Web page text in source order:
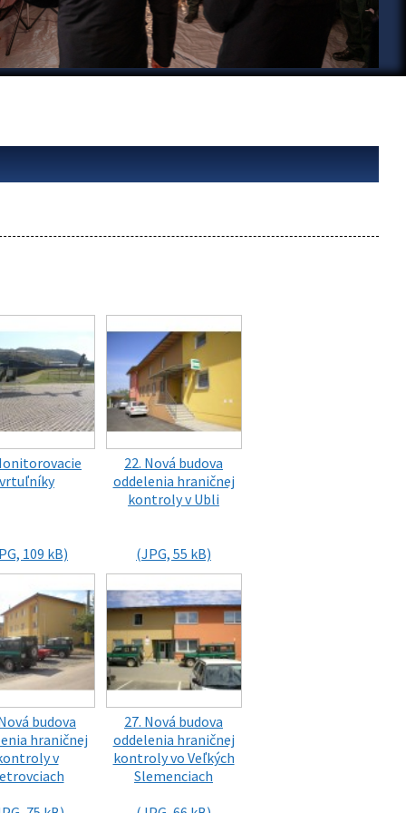
vrtuľníky
109 kB)
22. Nová budova
oddelenia hraničnej
kontroly v Ubli
(JPG, 55 kB)
budova
hraničnej
v
27. Nová budova
oddelenia hraničnej
kontroly vo Veľkých
Slemenciach